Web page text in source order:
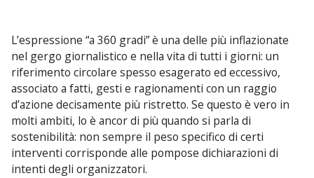
L’espressione “a 360 gradi” è una delle più inflazionate
nel gergo giornalistico e nella vita di tutti i giorni: un
riferimento circolare spesso esagerato ed eccessivo,
associato a fatti, gesti e ragionamenti con un raggio
d’azione decisamente più ristretto. Se questo è vero in
molti ambiti, lo è ancor di più quando si parla di
sostenibilità: non sempre il peso specifico di certi
interventi corrisponde alle pompose dichiarazioni di
intenti degli organizzatori.